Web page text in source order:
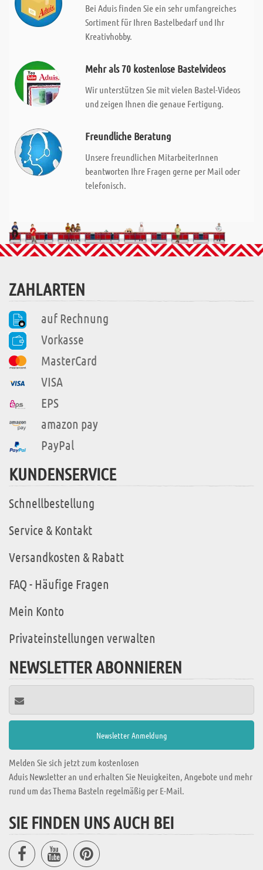
Bei Aduis finden Sie ein sehr umfangreiches
Sortiment für Ihren Bastelbedarf und Ihr
Kreativhobby.
Mehr als 70 kostenlose Bastelvideos
Wir unterstützen Sie mit vielen Bastel-Videos
und zeigen Ihnen die genaue Fertigung.
Freundliche Beratung
Unsere freundlichen MitarbeiterInnen
beantworten Ihre Fragen gerne per Mail oder
telefonisch.
ZAHLARTEN
auf Rechnung
Vorkasse
MasterCard
VISA
EPS
amazon pay
PayPal
KUNDENSERVICE
Schnellbestellung
Service & Kontakt
Versandkosten & Rabatt
FAQ - Häufige Fragen
Mein Konto
Privateinstellungen verwalten
NEWSLETTER ABONNIEREN
Melden Sie sich jetzt zum kostenlosen
Aduis Newsletter an und erhalten Sie Neuigkeiten, Angebote und mehr
rund um das Thema Basteln regelmäßig per E-Mail.
SIE FINDEN UNS AUCH BEI